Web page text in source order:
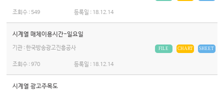
조회수 : 549 등록일 : 18.12.14
시계열 매체이용시간-일요일
기관 : 한국방송광고진흥공사 SHEET
CHART
FILE
조회수 :970 등록일 : 18.12.14
시계열 광고주목도